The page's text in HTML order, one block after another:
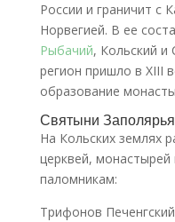
России и граничит с
Норвегией. В ее
Рыбачий, Кольский и
регион пришло в XIII
образование
Святыни Заполярья
На Кольских землях
церквей,
паломникам:
Трифонов